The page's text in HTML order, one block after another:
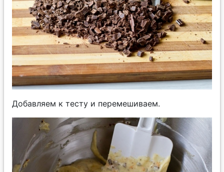
Добавляем к тесту и перемешиваем.